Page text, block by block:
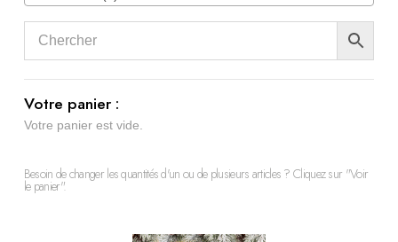
Votre panier :
Votre panier est vide.
Besoin de changer les quantités d'un ou de plusieurs articles ? Cliquez sur "Voir
le panier".